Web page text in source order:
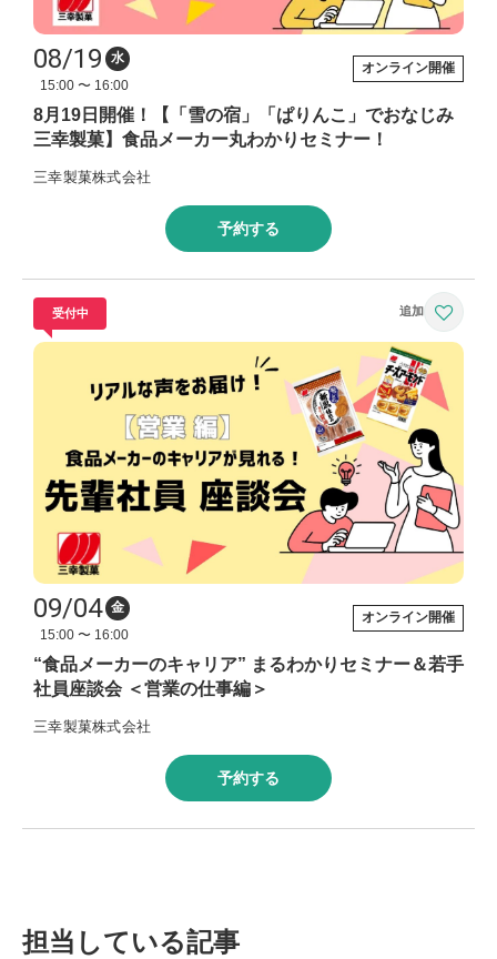
08/19
水
15:00 〜 16:00
オンライン開催
8月19日開催！【「雪の宿」「ぱりんこ」でおなじみ
三幸製菓】食品メーカー丸わかりセミナー！
三幸製菓株式会社
予約する
受付中
09/04 金
15:00 〜 16:00
オンライン開催
“食品メーカーのキャリア” まるわかりセミナー＆若手
社員座談会 ＜営業の仕事編＞
三幸製菓株式会社
予約する
担当している記事